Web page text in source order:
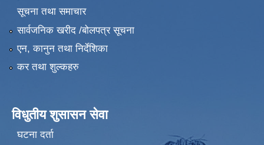
सूचना तथा समाचार
सार्वजनिक खरीद /बोलपत्र सूचना
एन, कानुन तथा निर्देशिका
कर तथा शुल्कहरु
विधुतीय शुसासन सेवा
घटना दर्ता